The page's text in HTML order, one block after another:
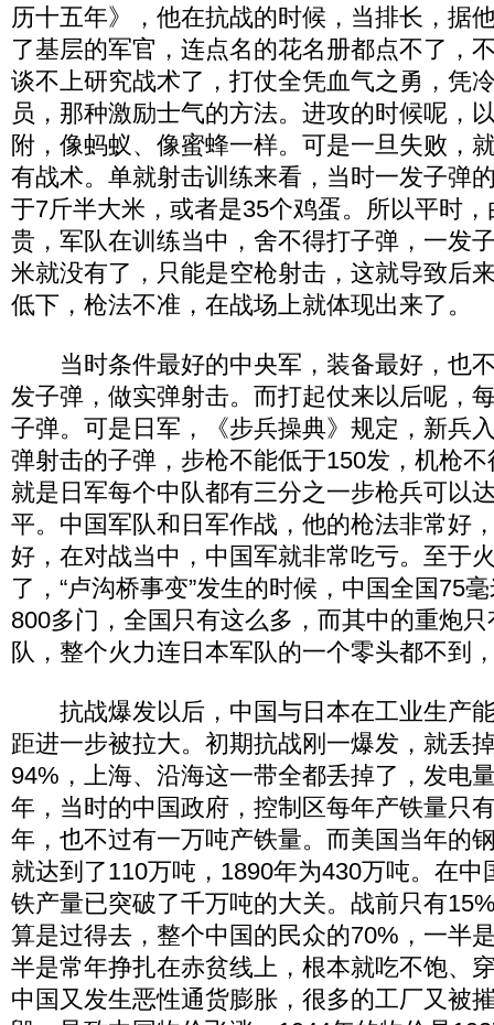
历十五年》，他在抗战的时候，当排长，据
了基层的军官，连点名的花名册都点不了，
谈不上研究战术了，打仗全凭血气之勇，凭
员，那种激励士气的方法。进攻的时候呢，
附，像蚂蚁、像蜜蜂一样。可是一旦失败，
有战术。单就射击训练来看，当时一发子弹
于7斤半大米，或者是35个鸡蛋。所以平时
贵，军队在训练当中，舍不得打子弹，一发
米就没有了，只能是空枪射击，这就导致后
低下，枪法不准，在战场上就体现出来了。
当时条件最好的中央军，装备最好，也
发子弹，做实弹射击。而打起仗来以后呢，
子弹。可是日军，《步兵操典》规定，新兵
弹射击的子弹，步枪不能低于150发，机枪
就是日军每个中队都有三分之一步枪兵可以
平。中国军队和日军作战，他的枪法非常好
好，在对战当中，中国军就非常吃亏。至于
了，“卢沟桥事变”发生的时候，中国全国75
800多门，全国只有这么多，而其中的重炮
队，整个火力连日本军队的一个零头都不
抗战爆发以后，中国与日本在工业生产
距进一步被拉大。初期抗战刚一爆发，就丢
94%，上海、沿海这一带全都丢掉了，发电
年，当时的中国政府，控制区每年产铁量只
年，也不过有一万吨产铁量。而美国当年的
就达到了110万吨，1890年为430万吨。在中
铁产量已突破了千万吨的大关。战前只有
算是过得去，整个中国的民众的70%，一半
半是常年挣扎在赤贫线上，根本就吃不饱、
中国又发生恶性通货膨胀，很多的工厂又被